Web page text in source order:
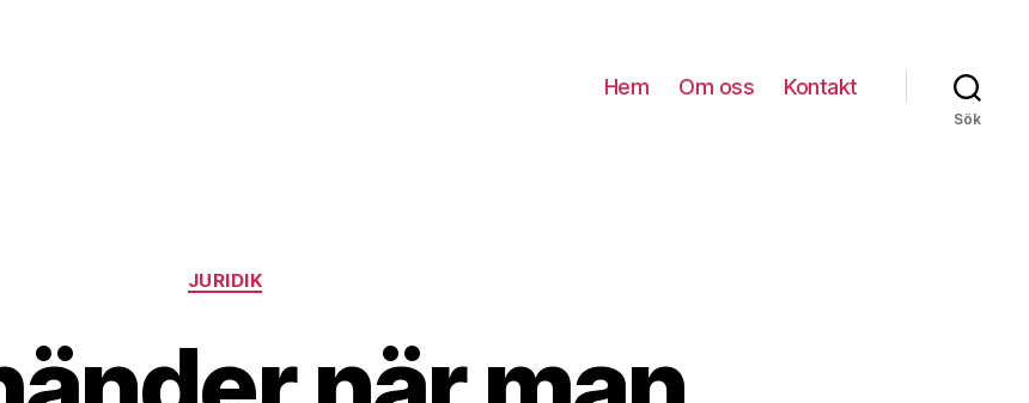
Hem Om oss Kontakt
Sök
Kategorier
JURIDIK